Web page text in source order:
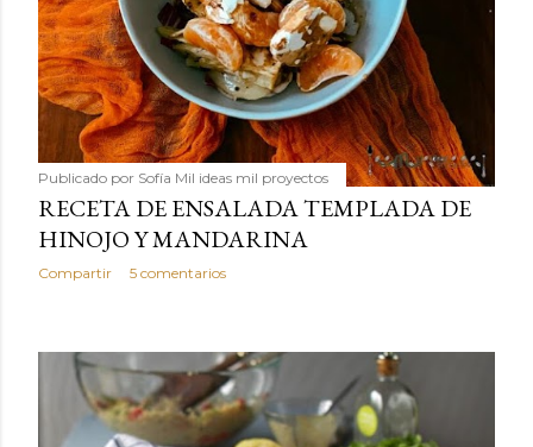
Publicado por Sofía Mil ideas mil proyectos
RECETA DE ENSALADA TEMPLADA DE
HINOJO Y MANDARINA
Compartir 5 comentarios